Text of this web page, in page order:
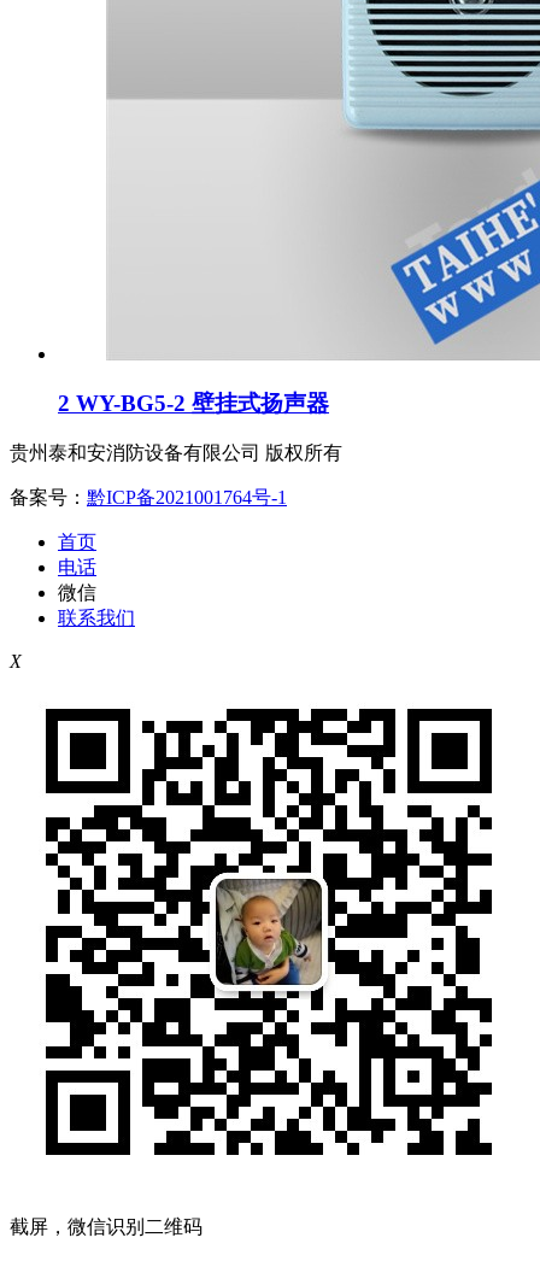
2 WY-BG5-2 壁挂式扬声器
贵州泰和安消防设备有限公司 版权所有
备案号： 黔ICP备2021001764号-1
首页
电话
微信
联系我们
X
截屏，微信识别二维码